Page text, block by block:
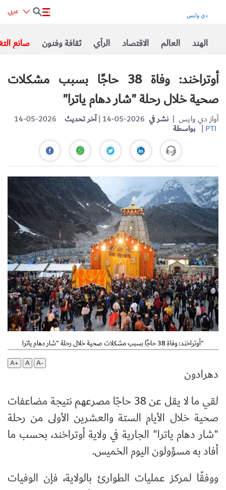
صانع ثقافة وفنون الرأي الاقتصاد العالم الهند
أوتراخند: وفاة 38 حاجًا بسبب مشكلات
صحية خلال رحلة "شار دهام ياترا"
14-05-2026 آخر تحديث| 14-05-2026 نشر في | آواز دي وايس
بواسطة| PTI
أوتراخند: وفاة 38 حاجًا بسبب مشكلات صحية خلال رحلة "شار دهام ياترا"
A+
A A-
دهرادون
لقي ما لا يقل عن 38 حاجًا مصرعهم نتيجة مضاعفات
صحية خلال الأيام الستة والعشرين الأولى من رحلة
"شار دهام ياترا" الجارية في ولاية أوتراخند، بحسب ما
أفاد به مسؤولون اليوم الخميس.
ووفقًا لمركز عمليات الطوارئ بالولاية، فإن الوفيات